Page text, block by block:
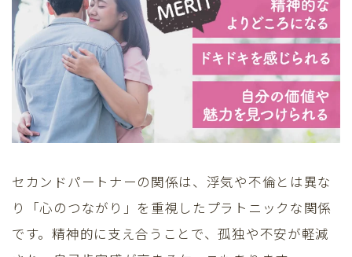
セカンドパートナーの関係は、浮気や不倫とは異な
り「心のつながり」を重視したプラトニックな関係
です。精神的に支え合うことで、孤独や不安が軽減